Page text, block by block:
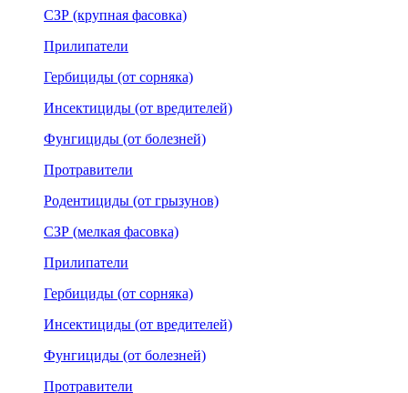
СЗР (крупная фасовка)
Прилипатели
Гербициды (от сорняка)
Инсектициды (от вредителей)
Фунгициды (от болезней)
Протравители
Родентициды (от грызунов)
СЗР (мелкая фасовка)
Прилипатели
Гербициды (от сорняка)
Инсектициды (от вредителей)
Фунгициды (от болезней)
Протравители